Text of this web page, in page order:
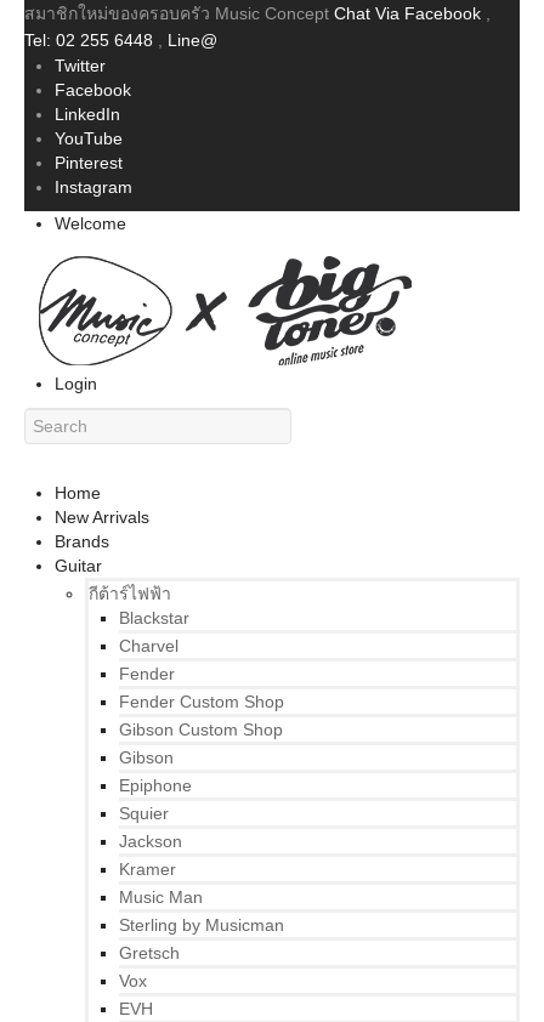
สมาชิกใหม่ของครอบครัว Music Concept Chat Via Facebook
Tel: 02 255 6448
Line@
Twitter
Facebook
LinkedIn
YouTube
Pinterest
Instagram
Welcome
Login
Home
New Arrivals
Brands
Guitar
กีต้าร์ไฟฟ้า
Blackstar
Charvel
Fender
Fender Custom Shop
Gibson Custom Shop
Gibson
Epiphone
Squier
Jackson
Kramer
Music Man
Sterling by Musicman
Gretsch
Vox
EVH